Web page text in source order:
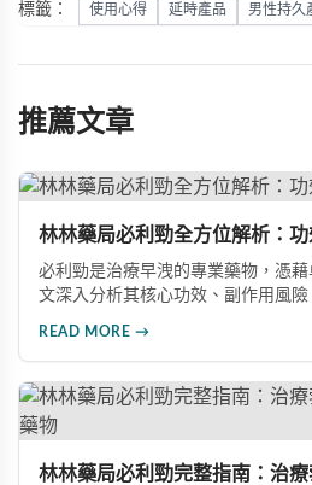
標籤： 使用心得 延時產品 男性持久
推薦文章
林林藥局必利勁全方位解析：
必利勁是治療早洩的專業藥物，憑
文深入分析其核心功效、副作用風
READ MORE →
林林藥局必利勁完整指南：治